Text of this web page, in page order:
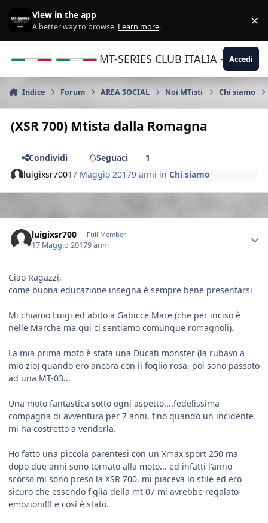
View in the app
A better way to browse. Learn more. ×
MT-SERIES CLUB ITALIA -Accedi
Indice Forum AREA SOCIAL Noi MTisti Chi siamo
(XSR 700) Mtista dalla Romagna
Condividi Seguaci
1
luigixsr70017 Maggio 20179 anni inChi siamo
luigixsr700 Full Member
17 Maggio 20179 anni
Ciao Ragazzi,
come buona educazione insegna è sempre bene presentarsi
Mi chiamo Luigi ed abito a Gabicce Mare (che per inciso è
nelle Marche ma qui ci sentiamo comunque romagnoli).
La mia prima moto è stata una Ducati monster (la rubavo a
mio zio) quando ero ancora con il foglio rosa, poi sono passato
ad una MT-03...
Una moto fantastica sotto ogni aspetto....fedelissima
compagna di avventura per 7 anni, fino quando un incidente
mi ha costretto a venderla.
Ho fatto una piccola parentesi con un Xmax sport 250 ma
dopo due anni sono tornato alla moto... ed infatti l'anno
scorso mi sono preso la XSR 700, mi piaceva lo stile ed ero
sicuro che essendo figlia della mt 07 mi avrebbe regalato
emozioni!!! e così è stato.